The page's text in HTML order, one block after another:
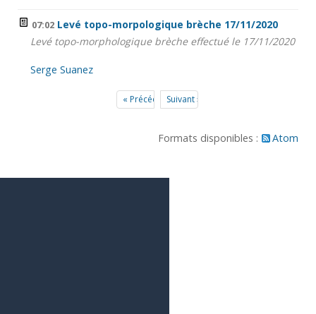
07:02 Levé topo-morpologique brèche 17/11/2020
Levé topo-morphologique brèche effectué le 17/11/2020
Serge Suanez
« PrécédentSuivant »
Formats disponibles : Atom